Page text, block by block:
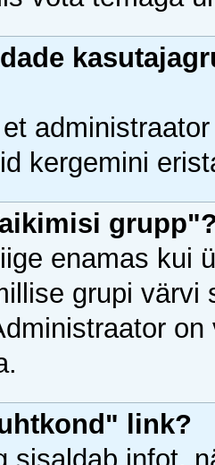
kergemini
enamas kui
grupi
link?